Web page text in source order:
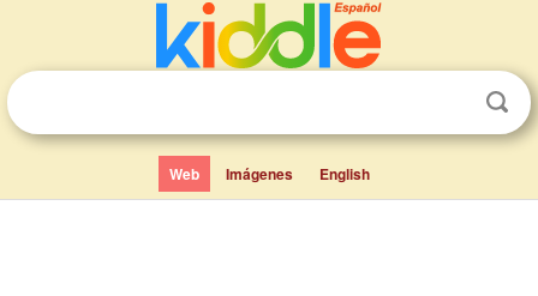
Web Imágenes English